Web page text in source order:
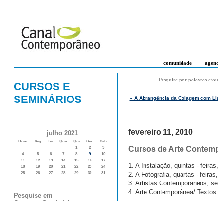
comunidade
CURSOS E
SEMINÁRIOS
julho 2021
Dom Seg Ter Qua Qui Sex
Sab
1
2
3
4
5 6 7 8 9
10
11
12 13 14 15 16
17
18
19 20 21 22 23
24
25
26 27 28 29 30 31
Pesquise em
Pesquise por palavras e/
« A Abrangência da Colagem com
fevereiro 11, 2010
Cursos de Arte
1. A Instalação, quintas -
2. A Fotografia, quartas -
3. Artistas Contemporâneos,
4. Arte Contemporânea/